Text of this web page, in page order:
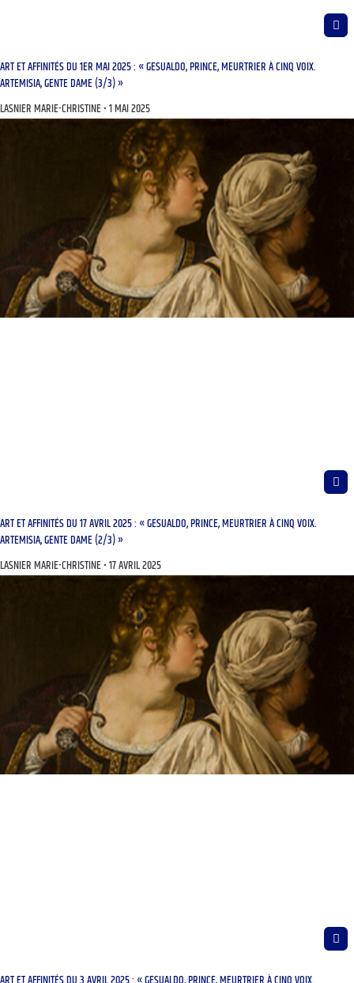
ART ET AFFINITÉS DU 1ER MAI 2025 : « GESUALDO, PRINCE, MEURTRIER À CINQ VOIX.
ARTEMISIA, GENTE DAME (3/3) »
LASNIER MARIE-CHRISTINE 1 MAI 2025
ART ET AFFINITÉS DU 17 AVRIL 2025 : « GESUALDO, PRINCE, MEURTRIER À CINQ VOIX.
ARTEMISIA, GENTE DAME (2/3) »
LASNIER MARIE-CHRISTINE 17 AVRIL 2025